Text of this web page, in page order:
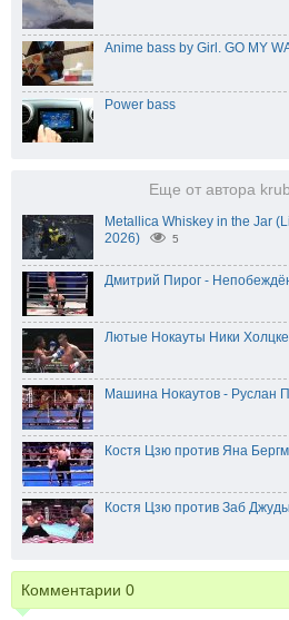
Anime bass by Girl. GO MY
Power bass
Еще от автора
Metallica Whiskey in the Jar
2026)
5
Дмитрий Пирог -
Лютые Нокауты Ники
Машина Нокаутов - Руслан
Костя Цзю против Яна
Костя Цзю против Заб
Комментарии 0